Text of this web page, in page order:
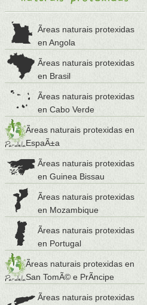
Ãreas naturais protexidas
en Angola
Ãreas naturais protexidas
en Brasil
Ãreas naturais protexidas
en Cabo Verde
Ãreas naturais protexidas en
EspaÃ±a
Ãreas naturais protexidas
en Guinea Bissau
Ãreas naturais protexidas
en Mozambique
Ãreas naturais protexidas
en Portugal
Ãreas naturais protexidas en
San TomÃ© e PrÃ­ncipe
Ãreas naturais protexidas